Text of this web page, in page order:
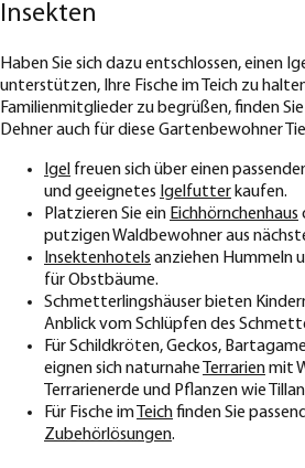
Insekten
Haben Sie sich dazu entschlossen, einen
unterstützen, Ihre Fische im Teich zu
Familienmitglieder zu begrüßen, finden
Dehner auch für diese Gartenbewohner
Igel freuen sich über einen
und geeignetes Igelfutter kaufen.
Platzieren Sie ein Eichhörnchenhaus
putzigen Waldbewohner aus
Insektenhotels anziehen Hummeln
für Obstbäume.
Schmetterlingshäuser bieten
Anblick vom Schlüpfen des
Für Schildkröten, Geckos,
eignen sich naturnahe
Terrarienmit
Terrarienerde und Pflanzen wie
Für Fische im Teichfinden Sie
Zubehörlösungen.